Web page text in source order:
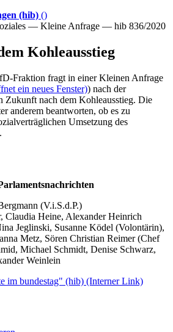
(hib) ()
— Kleine Anfrage — hib 836/2020
Kohleausstieg
Fraktion fragt in einer Kleinen Anfrage
ein neues Fenster)) nach der
Zukunft nach dem Kohleausstieg. Die
anderem beantworten, ob es zu
Umsetzung des
(V.i.S.d.P.)
Claudia Heine, Alexander Heinrich
Jeglinski, Susanne Ködel (Volontärin),
Metz, Sören Christian Reimer (Chef
Michael Schmidt, Denise Schwarz,
Weinlein
im bundestag" (hib) (Interner Link)